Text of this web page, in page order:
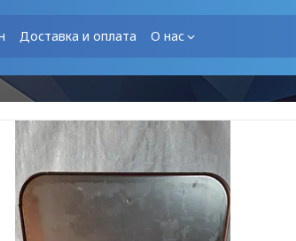
Доставка и оплата О нас